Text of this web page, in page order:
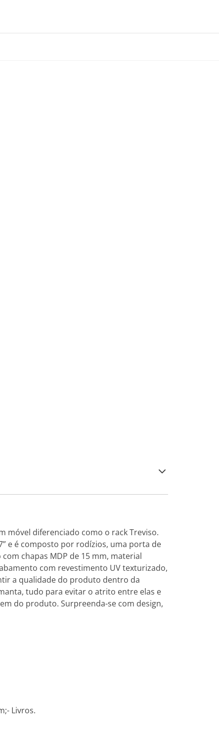
móvel diferenciado como o rack Treviso.
e é composto por rodízios, uma porta de
chapas MDP de 15 mm, material
com revestimento UV texturizado,
a qualidade do produto dentro da
tudo para evitar o atrito entre elas e
do produto. Surpreenda-se com design,
Livros.